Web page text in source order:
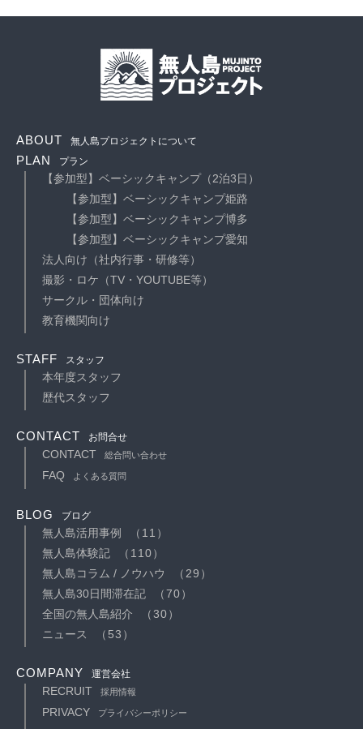
ABOUT 無人島プロジェクトについて
PLAN プラン
【参加型】ベーシックキャンプ（2泊3日）
【参加型】ベーシックキャンプ姫路
【参加型】ベーシックキャンプ博多
【参加型】ベーシックキャンプ愛知
法人向け（社内行事・研修等）
撮影・ロケ（TV・YOUTUBE等）
サークル・団体向け
教育機関向け
STAFF スタッフ
本年度スタッフ
歴代スタッフ
CONTACT お問合せ
CONTACT 総合問い合わせ
FAQ よくある質問
BLOG ブログ
無人島活用事例
（11）
無人島体験記
（110）
無人島コラム / ノウハウ
（29）
無人島30日間滞在記
（70）
全国の無人島紹介
（30）
ニュース
（53）
COMPANY 運営会社
RECRUIT 採用情報
PRIVACY プライバシーポリシー